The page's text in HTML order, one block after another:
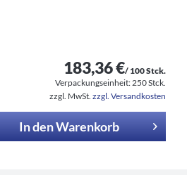
183,36 €/ 100 Stck.
Verpackungseinheit:250 Stck.
zzgl. MwSt. zzgl. Versandkosten
In denWarenkorb